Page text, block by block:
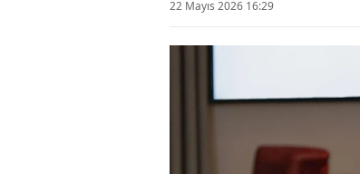
22 Mayıs 2026 16:29